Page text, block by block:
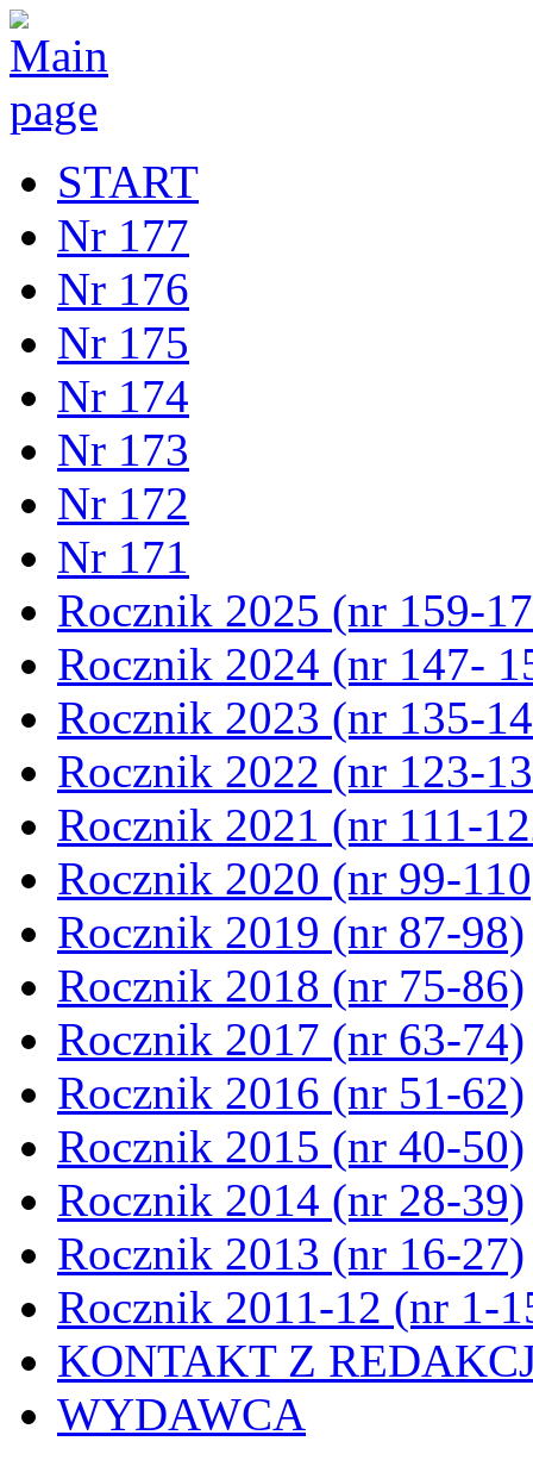
START
Nr 177
Nr 176
Nr 175
Nr 174
Nr 173
Nr 172
Nr 171
Rocznik 2025 (nr 159-
Rocznik 2024 (nr 147-
Rocznik 2023 (nr 135-
Rocznik 2022 (nr 123-
Rocznik 2021 (nr 111-
Rocznik 2020 (nr 99-
Rocznik 2019 (nr 87-98)
Rocznik 2018 (nr 75-86)
Rocznik 2017 (nr 63-74)
Rocznik 2016 (nr 51-62)
Rocznik 2015 (nr 40-50)
Rocznik 2014 (nr 28-39)
Rocznik 2013 (nr 16-27)
Rocznik 2011-12 (nr 1-
KONTAKT Z
WYDAWCA